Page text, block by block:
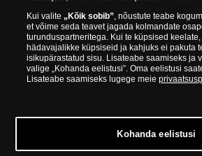
medaleid.
OÜ Eesti Mündiäri spetsialistid täiendavad
külastades näitusi ja oksjoneid kogu
ettevõte oma klientidele ainult kõrgeima
© Copyright 2026 - OÜ Eesti Mündiäri |
Kui valite „Kõik sobib”, nõustute teabe
et võime seda teavet jagada kolmandate
turunduspartneritega. Kui te küpsised
hädavajalikke küpsiseid ja kahjuks ei pakuta
isikupärastatud sisu. Lisateabe saamiseks ja
valige „Kohanda eelistusi”. Oma eelistusi
Lisateabe saamiseks lugege meie
Kohanda eelistusi